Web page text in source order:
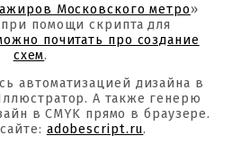
Московского метро»
помощи скрипта для
почитать про создание
схем.
автоматизацией дизайна в
А также генерю
в CMYK прямо в браузере.
adobescript.ru.